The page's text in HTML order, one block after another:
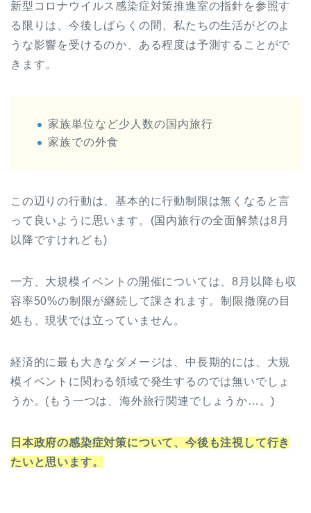
新型コロナウイルス感染症対策推進室の指針を参照す
る限りは、今後しばらくの間、私たちの生活がどのよ
うな影響を受けるのか、ある程度は予測することがで
きます。
家族単位など少人数の国内旅行
家族での外食
この辺りの行動は、基本的に行動制限は無くなると言
って良いように思います。(国内旅行の全面解禁は8月
以降ですけれども)
一方、大規模イベントの開催については、8月以降も収
容率50%の制限が継続して課されます。制限撤廃の目
処も、現状では立っていません。
経済的に最も大きなダメージは、中長期的には、大規
模イベントに関わる領域で発生するのでは無いでしょ
うか。(もう一つは、海外旅行関連でしょうか…。)
日本政府の感染症対策について、今後も注視して行き
たいと思います。